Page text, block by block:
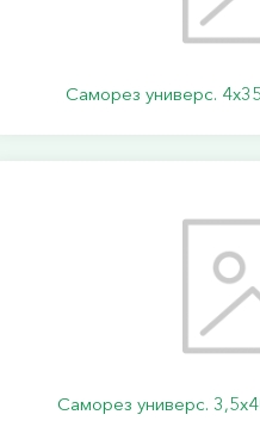
Саморез универс.
Саморез универс.